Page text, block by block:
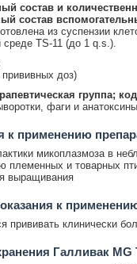
состав и
состав
из суспензии
среде TS-11 (до 1 q.s.).
доз)
группа;
фаги и анатоксины
к применению
микоплазмоза в
племенных и товарных
выращивания
к
прививать клинически
Галливак MG